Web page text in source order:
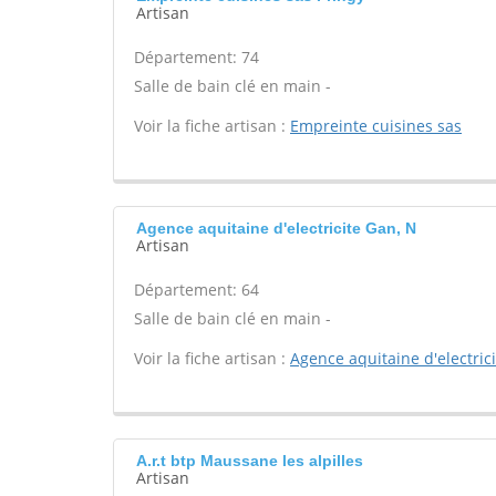
Artisan
Département: 74
Salle de bain clé en main -
Voir la fiche artisan : Empreinte cuisines sas
Agence aquitaine d'electricite Gan, N
Artisan
Département: 64
Salle de bain clé en main -
Voir la fiche artisan : Agence aquitaine
A.r.t btp Maussane les alpilles
Artisan